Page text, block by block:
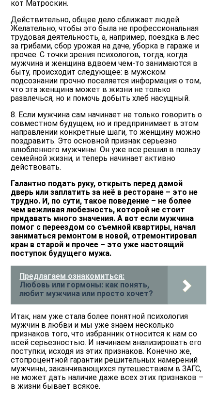
кот Матроскин.
Действительно, общее дело сближает людей.
Желательно, чтобы это была не профессиональная
трудовая деятельность, а, например, поездка в лес
за грибами, сбор урожая на даче, уборка в гараже и
прочее. С точки зрения психологов, тогда, когда
мужчина и женщина вдвоем чем-то занимаются в
быту, происходит следующее: в мужском
подсознании прочно поселяется информация о том,
что эта женщина может в жизни не только
развлечься, но и помочь добыть хлеб насущный.
8. Если мужчина сам начинает не только говорить о
совместном будущем, но и предпринимает в этом
направлении конкретные шаги, то женщину можно
поздравить. Это основной признак серьезно
влюбленного мужчины. Он уже все решил в пользу
семейной жизни, и теперь начинает активно
действовать.
Галантно подать руку, открыть перед дамой
дверь или заплатить за неё в ресторане – это не
трудно. И, по сути, такое поведение – не более
чем вежливая любезность, которой не стоит
придавать много значения. А вот если мужчина
помог с переездом со съемной квартиры, начал
заниматься ремонтом в новой, отремонтировал
кран в старой и прочее – это уже настоящий
поступок будущего мужа.
Предлагаем ознакомиться:
Любовь или гормоны: как понять,
любит мужчина или просто хочет?
Итак, нам уже стала более понятной психология
мужчин в любви и мы уже знаем несколько
признаков того, что избранник относится к нам со
всей серьезностью. И начинаем анализировать его
поступки, исходя из этих признаков. Конечно же,
стопроцентной гарантии решительных намерений
мужчины, заканчивающихся путешествием в ЗАГС,
не может дать наличие даже всех этих признаков –
в жизни бывает всякое.